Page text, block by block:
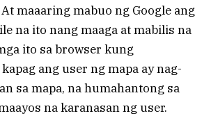
maaaring mabuo ng Google ang
na ito nang maaga at mabilis na
ito sa browser kung
ang user ng mapa ay nag-
sa mapa, na humahantong sa
na karanasan ng user.